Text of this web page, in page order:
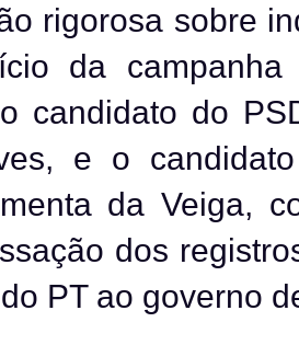
rigorosa sobre
da campanha
candidato do
e o
da Veiga,
dos
PT ao governo